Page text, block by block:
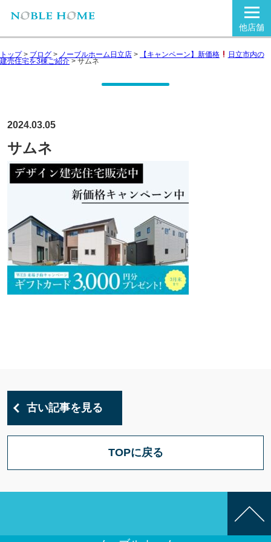
他店舗
トップ> ブログ > ノーブルホーム日立店 > 【キャンペーン】新価格 日立市内の
建売住宅を3棟ご紹介>サムネ
2024.03.05
サムネ
古い記事を見る
TOPに戻る